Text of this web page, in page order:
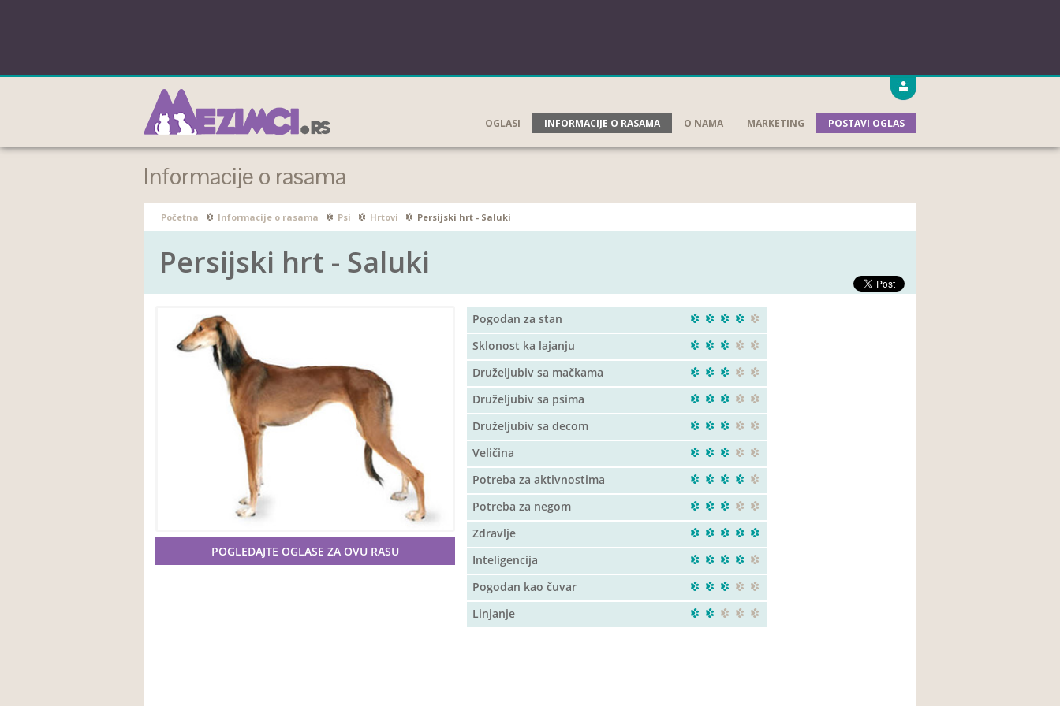
OGLASI INFORMACIJE O RASAMA O NAMA MARKETING POSTAVI OGLAS
Informacije o rasama
Početna Informacije o rasama Psi Hrtovi Persijski hrt - Saluki
Persijski hrt - Saluki
POGLEDAJTE OGLASE ZA OVU RASU
Pogodan za stan
Sklonost ka lajanju
Druželjubiv sa mačkama
Druželjubiv sa psima
Druželjubiv sa decom
Veličina
Potreba za aktivnostima
Potreba za negom
Zdravlje
Inteligencija
Pogodan kao čuvar
Linjanje